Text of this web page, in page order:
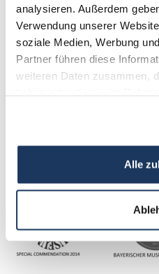
analysieren. Außerdem
Verwendung unserer
soziale Medien, Werbung
Partner führen diese
weiteren Daten zusammen,
Alle
Kontakt
O nas